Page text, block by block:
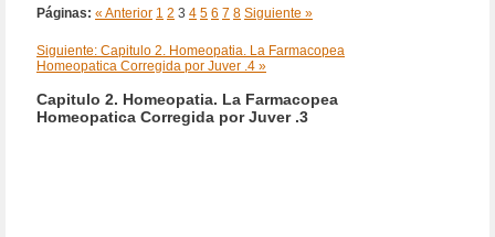
Páginas: « Anterior 1 2 3 4 5 6 7 8 Siguiente »
Siguiente: Capitulo 2. Homeopatia. La Farmacopea
Homeopatica Corregida por Juver .4 »
Capitulo 2. Homeopatia. La Farmacopea
Homeopatica Corregida por Juver .3